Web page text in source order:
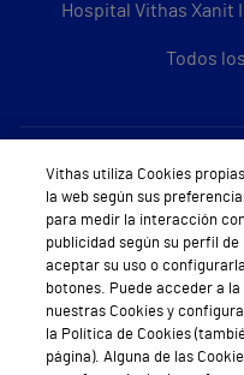
Hospital Vithas Xanit
Todos
Teléfono
Vithas utiliza Cookies
la web según sus
para medir la interacción
publicidad según su perfil
aceptar su uso o
botones. Puede acceder a
nuestras Cookies y
la Política de Cookies
página). Alguna de las